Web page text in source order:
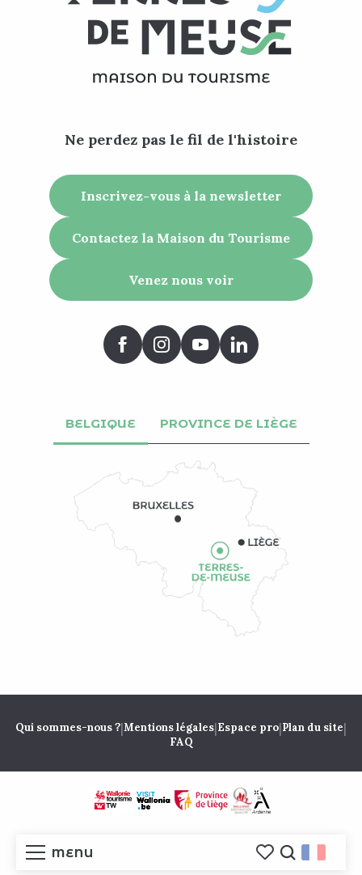
MENU
Ne perdez pas le fil de l'histoire
Inscrivez-vous à la newsletter
Contactez la Maison du Tourisme
Venez nous voir
BELGIQUE PROVINCE DE LIÈGE
Qui sommes-nous ?|Mentions légales|Espace pro|Plan du site|
FAQ